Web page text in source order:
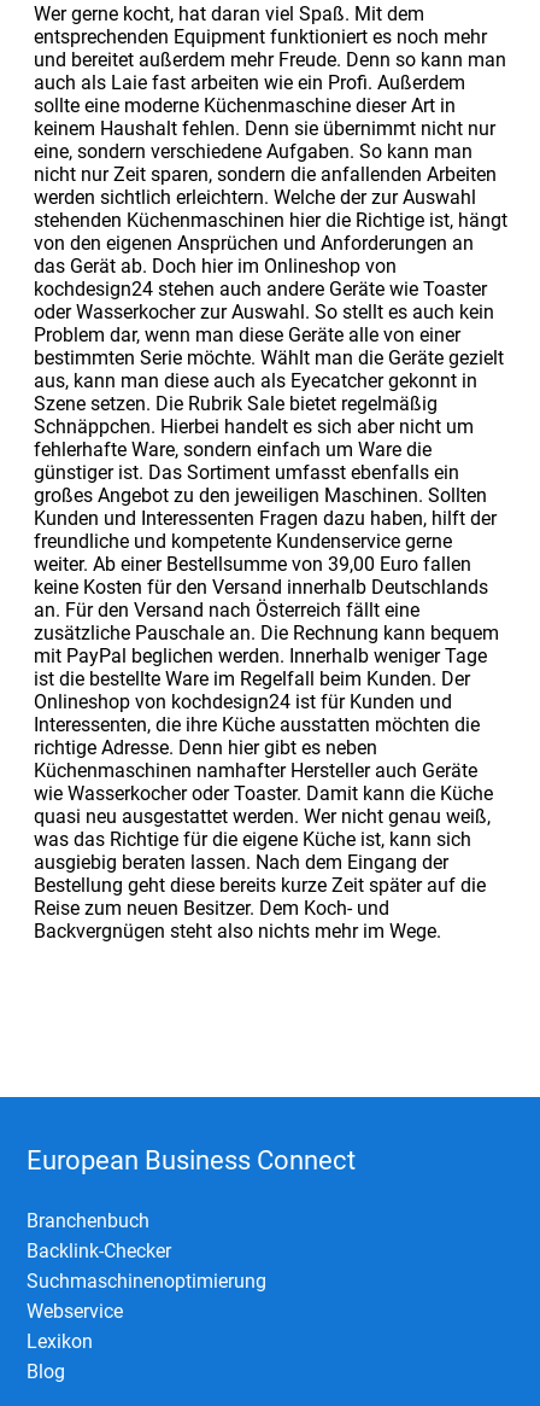
Wer gerne kocht, hat daran viel Spaß. Mit dem
entsprechenden Equipment funktioniert es noch mehr
und bereitet außerdem mehr Freude. Denn so kann man
auch als Laie fast arbeiten wie ein Profi. Außerdem
sollte eine moderne Küchenmaschine dieser Art in
keinem Haushalt fehlen. Denn sie übernimmt nicht nur
eine, sondern verschiedene Aufgaben. So kann man
nicht nur Zeit sparen, sondern die anfallenden Arbeiten
werden sichtlich erleichtern. Welche der zur Auswahl
stehenden Küchenmaschinen hier die Richtige ist, hängt
von den eigenen Ansprüchen und Anforderungen an
das Gerät ab. Doch hier im Onlineshop von
kochdesign24 stehen auch andere Geräte wie Toaster
oder Wasserkocher zur Auswahl. So stellt es auch kein
Problem dar, wenn man diese Geräte alle von einer
bestimmten Serie möchte. Wählt man die Geräte gezielt
aus, kann man diese auch als Eyecatcher gekonnt in
Szene setzen. Die Rubrik Sale bietet regelmäßig
Schnäppchen. Hierbei handelt es sich aber nicht um
fehlerhafte Ware, sondern einfach um Ware die
günstiger ist. Das Sortiment umfasst ebenfalls ein
großes Angebot zu den jeweiligen Maschinen. Sollten
Kunden und Interessenten Fragen dazu haben, hilft der
freundliche und kompetente Kundenservice gerne
weiter. Ab einer Bestellsumme von 39,00 Euro fallen
keine Kosten für den Versand innerhalb Deutschlands
an. Für den Versand nach Österreich fällt eine
zusätzliche Pauschale an. Die Rechnung kann bequem
mit PayPal beglichen werden. Innerhalb weniger Tage
ist die bestellte Ware im Regelfall beim Kunden. Der
Onlineshop von kochdesign24 ist für Kunden und
Interessenten, die ihre Küche ausstatten möchten die
richtige Adresse. Denn hier gibt es neben
Küchenmaschinen namhafter Hersteller auch Geräte
wie Wasserkocher oder Toaster. Damit kann die Küche
quasi neu ausgestattet werden. Wer nicht genau weiß,
was das Richtige für die eigene Küche ist, kann sich
ausgiebig beraten lassen. Nach dem Eingang der
Bestellung geht diese bereits kurze Zeit später auf die
Reise zum neuen Besitzer. Dem Koch- und
Backvergnügen steht also nichts mehr im Wege.
European Business Connect
Branchenbuch
Backlink-Checker
Suchmaschinenoptimierung
Webservice
Lexikon
Blog